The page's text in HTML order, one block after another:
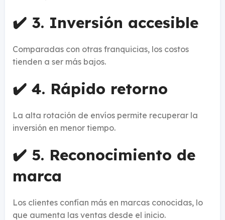
✔️ 3. Inversión accesible
Comparadas con otras franquicias, los costos
tienden a ser más bajos.
✔️ 4. Rápido retorno
La alta rotación de envíos permite recuperar la
inversión en menor tiempo.
✔️ 5. Reconocimiento de
marca
Los clientes confían más en marcas conocidas, lo
que aumenta las ventas desde el inicio.